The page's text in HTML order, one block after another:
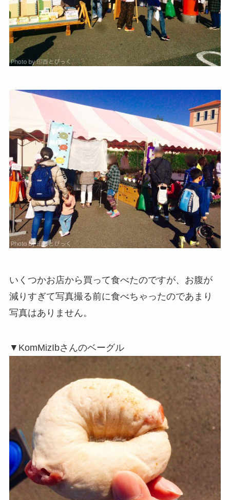
いくつかお店から買って食べたのですが、お腹が
減りすぎて写真撮る前に食べちゃったのであまり
写真はありません。
▼KomMizIbさんのベーグル